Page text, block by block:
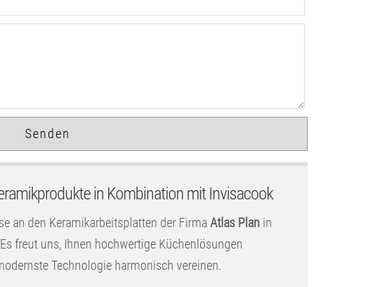
in Kombination mit Invisacook
an den Keramikarbeitsplatten der FirmaAtlas Plan in
freut uns, Ihnen hochwertige Küchenlösungen
Technologie harmonisch vereinen.